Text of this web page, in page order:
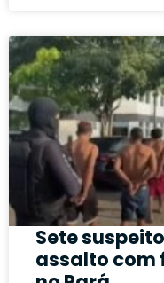
Sete
assalto